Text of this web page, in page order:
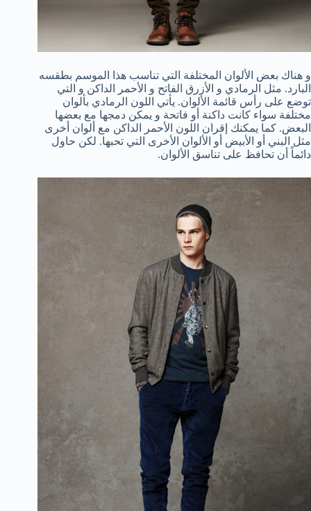
و هناك بعض الألوان المختلفة التي تناسب هذا الموسم بطقسه
البارد. مثل الرمادي و الأزرق الفاتح و الأحمر الداكن و التي
توضع على رأس قائمة الألوان. يأتي اللون الرمادي بألوان
مختلفة سواء كانت داكنة أو فاتحة و يمكن دمجها مع بعضها
البعض. كما يمكنك إقران اللون الأحمر الداكن مع ألوان أخرى
مثل البني أو الأبيض أو الألوان الأخرى التي تحبها. لكن حاول
دائماً أن تحافظ على تناسق الألوان.